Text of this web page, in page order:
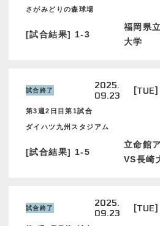
さがみどりの森球場
[試合結果] 1-3
福岡県
大学
試合終了
2025.
09.23
[TUE]
第3週2日目第1試合
ダイハツ九州スタジアム
[試合結果] 1-5
立命館
VS長崎
試合終了
2025.
09.23
[TUE]